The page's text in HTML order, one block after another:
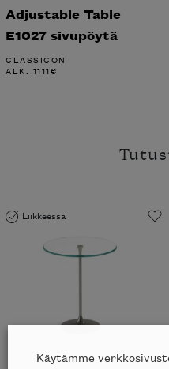
Adjustable Table
E1027 sivupöytä
CLASSICON
ALK. 1111€
Liikkeessä
Käytämme